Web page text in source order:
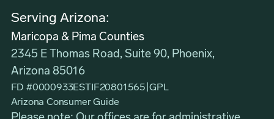
Serving Arizona:
Maricopa & Pima Counties
2345 E Thomas Road, Suite 90, Phoenix,
Arizona 85016
FD #0000933ESTIF20801565 GPL
Arizona Consumer Guide